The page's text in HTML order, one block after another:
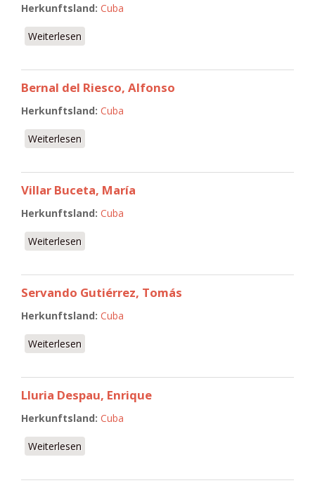
Herkunftsland: Cuba
Weiterlesen
Bernal del Riesco, Alfonso
Herkunftsland: Cuba
Weiterlesen
Villar Buceta, María
Herkunftsland: Cuba
Weiterlesen
Servando Gutiérrez, Tomás
Herkunftsland: Cuba
Weiterlesen
Lluria Despau, Enrique
Herkunftsland: Cuba
Weiterlesen